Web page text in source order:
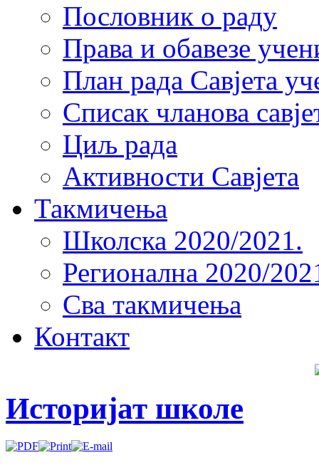
Пословник о раду
Права и обавезе
План рада Савјета
Списак чланова
Циљ рада
Активности Савјета
Такмичења
Школска 2020/2021.
Регионална 2020/
Сва такмичења
Контакт
Историјат школе